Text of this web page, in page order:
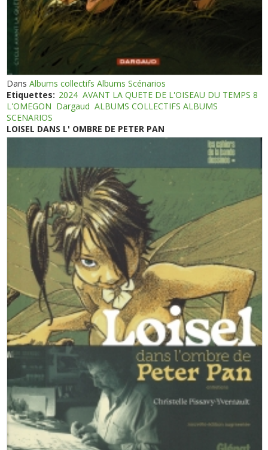
DansAlbums collectifs Albums Scénarios
Etiquettes: 2024 AVANT LA QUETE DE L'OISEAU DU TEMPS 8
L'OMEGON Dargaud ALBUMS COLLECTIFS ALBUMS
SCENARIOS
LOISEL DANS L' OMBRE DE PETER PAN